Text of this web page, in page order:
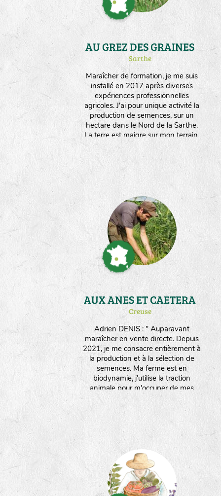
Maraîcher de formation, je me suis
installé en 2017 après diverses
expériences professionnelles
agricoles. J'ai pour unique activité la
production de semences, sur un
hectare dans le Nord de la Sarthe.
La terre est maigre sur mon terrain,
ce qui permet d'orienter
naturellement la rusticité des
souches de fleurs et de légumes qui
me sont confiées. J'ai expérimenté
dans mon parcours des techniques
permacoles et je suis sensible à la
Biodynamie; j'utilise aujourd'hui
l'approche Herody pour me guider
dans la fertilisation et le travail du
sol. Après avoir été salarié de
Germinance il y a une dizaine
d'années, je suis heureux de
contribuer encore à l'aventure par
des compétences que j'y ai acquises.
AU GREZ DES GRAINES
Sarthe
Adrien DENIS : " Auparavant
maraîcher en vente directe. Depuis
2021, je me consacre entièrement à
la production et à la sélection de
semences. Ma ferme est en
biodynamie, j'utilise la traction
animale pour m'occuper de mes
5000m² de jardins bocagers situés
en Creuse. Sur ma ferme, la
ressource en eau est limitée.Ce qui
m'oblige à réfléchir à des stratégies
d'économies d'eau,mais surtout à
adapter mes plantes au stress
hydrique."
AUX ANES ET CAETERA
Creuse